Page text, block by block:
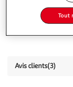
Réf / EAN :
Avis clients(3)
Tout